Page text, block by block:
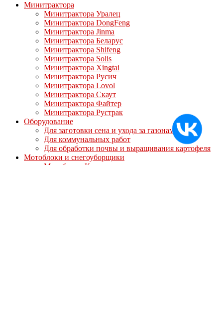
Минитрактора
Минитрактора Уралец
Минитрактора DongFeng
Минитрактора Jinma
Минитрактора Беларус
Минитрактора Shifeng
Минитрактора Solis
Минитрактора Xingtai
Минитрактора Русич
Минитрактора Lovol
Минитрактора Скаут
Минитрактора Файтер
Минитрактора Рустрак
Оборудование
Для заготовки сена и ухода за газонами
Для коммунальных работ
Для обработки почвы и выращивания картофеля
Мотоблоки и снегоуборщики
Мотоблоки Кентавр